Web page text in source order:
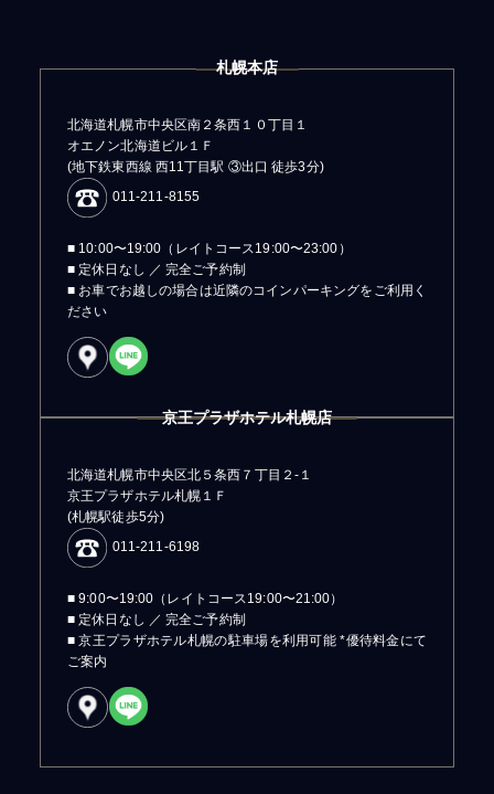
札幌本店
北海道札幌市中央区南２条西１０丁目１
オエノン北海道ビル１Ｆ
(地下鉄東西線 西11丁目駅 ③出口 徒歩3分)
011-211-8155
■ 10:00〜19:00（レイトコース19:00〜23:00）
■ 定休日なし ／ 完全ご予約制
■ お車でお越しの場合は近隣のコインパーキングをご利用く
ださい
京王プラザホテル札幌店
北海道札幌市中央区北５条西７丁目２-１
京王プラザホテル札幌１Ｆ
(札幌駅徒歩5分)
011-211-6198
■ 9:00〜19:00（レイトコース19:00〜21:00）
■ 定休日なし ／ 完全ご予約制
■ 京王プラザホテル札幌の駐車場を利用可能 *優待料金にて
ご案内